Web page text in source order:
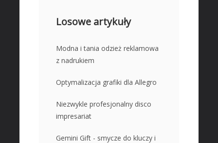
Losowe artykuły
Modna i tania odzież reklamowa
z nadrukiem
Optymalizacja grafiki dla Allegro
Niezwykle profesjonalny disco
impresariat
Gemini Gift - smycze do kluczy i